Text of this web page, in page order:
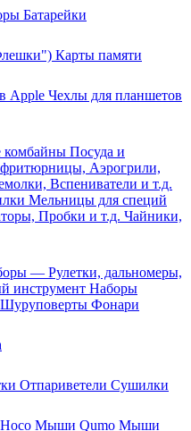
Батарейки
Карты памяти
Apple Чехлы для планшетов
комбайны Посуда и
Аэрогрили,
Вспениватели и т.д.
Мельницы для специй
Пробки и т.д. Чайники,
— Рулетки, дальномеры,
инструмент Наборы
Фонари
Отпариветели Сушилки
Мыши Qumo Мыши